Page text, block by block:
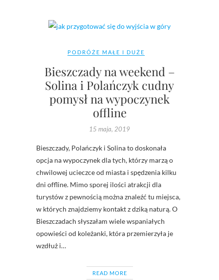
PODRÓŻE MAŁE I DUŻE
Bieszczady na weekend –
Solina i Polańczyk cudny
pomysł na wypoczynek
offline
15 maja, 2019
Bieszczady, Polańczyk i Solina to doskonała
opcja na wypoczynek dla tych, którzy marzą o
chwilowej ucieczce od miasta i spędzenia kilku
dni offline. Mimo sporej ilości atrakcji dla
turystów z pewnością można znaleźć tu miejsca,
w których znajdziemy kontakt z dziką naturą. O
Bieszczadach słyszałam wiele wspaniałych
opowieści od koleżanki, która przemierzyła je
wzdłuż i…
READ MORE